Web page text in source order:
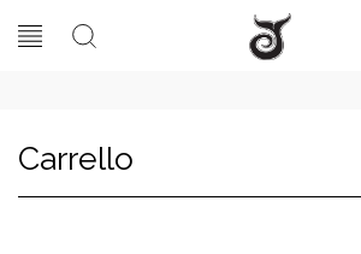
Carrello